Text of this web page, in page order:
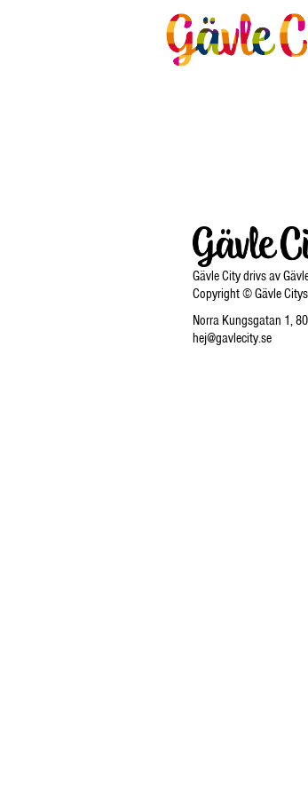
Gävle City drivs av
Copyright © Gävle
Norra Kungsgatan 1,
hej@gavlecity.se